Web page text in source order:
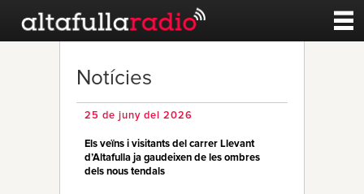
Esports
Notícies
25 de juny del 2026
Els veïns i visitants del carrer Llevant
d’Altafulla ja gaudeixen de les ombres
dels nous tendals